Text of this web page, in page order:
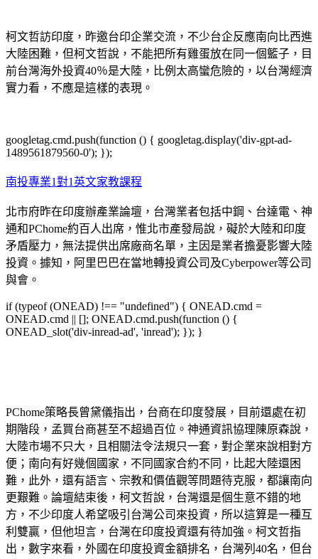
柯文哲訪印度，昨邀台印企業交流，不少台企反應南向比西進
大陸困難，但柯文哲說，不能把所有雞蛋放在同一個籃子，目
前台灣海外投資40％是大陸，比例太高蠻危險的，以台灣經濟
實力看，不應是這樣的表現。
googletag.cmd.push(function () { googletag.display('div-gpt-ad-
1489561879560-0'); });
南投專業1對1英文家教課程
北市府昨在印度辦產業論壇，台灣業者包括中鋼、台達電、神
通和PChome約百人出席，惟北市產發局說，礙於大陸和印度
矛盾壓力，無法提供出席廠商名單，主因是業者擔憂影響大陸
投資。據知，阿里巴巴在當地轉投資公司及Cyberpower等公司
與會。
if (typeof (ONEAD) !== "undefined") { ONEAD.cmd =
ONEAD.cmd || []; ONEAD.cmd.push(function () {
ONEAD_slot('div-inread-ad', 'inread'); }); }
PChome策略長曾黛儀指出，台商在印度發展，目前還處在初
期階段，孟買台商甚至不超過百位。神通資訊協理陳原森說，
大陸市場不只大，且相關法令法規只一套，對企業來說相對方
便；南向有好幾個國家，不同國家合約不同，比起大陸還困
難，此外，還有語言、宗教和價值觀等問題待克服，都讓南向
更艱難。論壇結束後，柯文哲說，台灣還是個生意不錯的地
方，不少印度人希望吸引台灣公司來投資，所以這算是一種互
利雙贏，但他坦言，台灣在印度投資還有待加強。柯文哲指
出，數字來看，外國在印度投資金額排名，台灣列40名，但台